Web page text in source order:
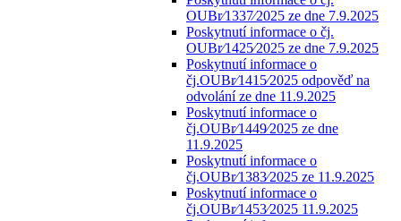
OUBr⁄1337⁄2025 ze dne 7.9.2025
Poskytnutí informace o čj.
OUBr⁄1425⁄2025 ze dne 7.9.2025
Poskytnutí informace o
čj.OUBr⁄1415⁄2025 odpověď na
odvolání ze dne 11.9.2025
Poskytnutí informace o
čj.OUBr⁄1449⁄2025 ze dne
11.9.2025
Poskytnutí informace o
čj.OUBr⁄1383⁄2025 ze 11.9.2025
Poskytnutí informace o
čj.OUBr⁄1453⁄2025 11.9.2025